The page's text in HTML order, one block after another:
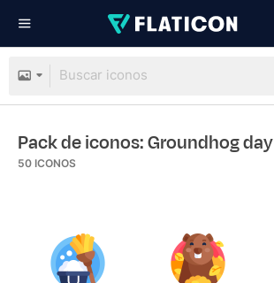
Pack de iconos: Groundhog day
50 ICONOS